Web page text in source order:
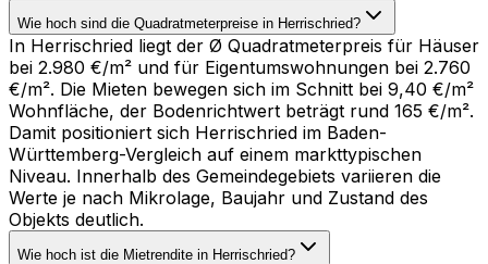
Wie hoch sind die Quadratmeterpreise in Herrischried?
In Herrischried liegt der Ø Quadratmeterpreis für Häuser
bei 2.980 €/m² und für Eigentumswohnungen bei 2.760
€/m². Die Mieten bewegen sich im Schnitt bei 9,40 €/m²
Wohnfläche, der Bodenrichtwert beträgt rund 165 €/m².
Damit positioniert sich Herrischried im Baden-
Württemberg-Vergleich auf einem markttypischen
Niveau. Innerhalb des Gemeindegebiets variieren die
Werte je nach Mikrolage, Baujahr und Zustand des
Objekts deutlich.
Wie hoch ist die Mietrendite in Herrischried?